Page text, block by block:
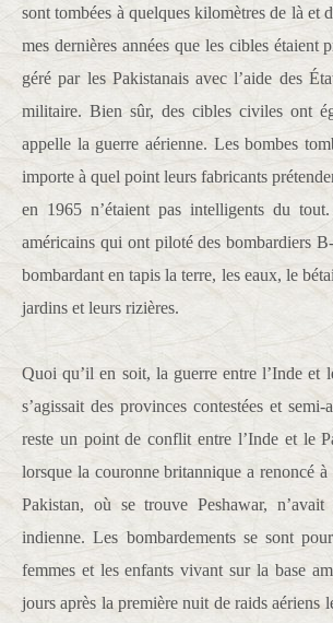
sont tombées à quelques kilomètres de là et
mes dernières années que les cibles
géré par les Pakistanais avec l’aide des
militaire. Bien sûr, des cibles civiles ont
appelle la guerre aérienne. Les bombes
importe à quel point leurs fabricants
en 1965 n’étaient pas intelligents du
américains qui ont piloté des bombardiers
bombardant en tapis la terre, les eaux, le
jardins et leurs rizières.
Quoi qu’il en soit, la guerre entre l’Inde et
s’agissait des provinces contestées et
reste un point de conflit entre l’Inde et le
lorsque la couronne britannique a renoncé
Pakistan, où se trouve Peshawar,
indienne. Les bombardements se sont
femmes et les enfants vivant sur la base
jours après la première nuit de raids